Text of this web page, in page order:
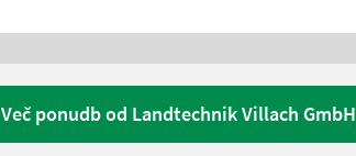
Več ponudb od Landtechnik Villach GmbH